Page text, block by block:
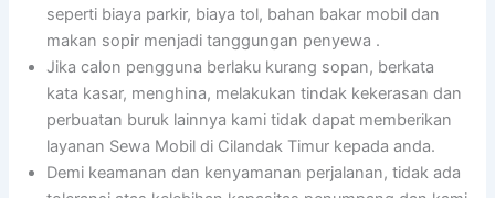
seperti biaya parkir, biaya tol, bahan bakar mobil dan
makan sopir menjadi tanggungan penyewa .
Jika calon pengguna berlaku kurang sopan, berkata
kata kasar, menghina, melakukan tindak kekerasan dan
perbuatan buruk lainnya kami tidak dapat memberikan
layanan Sewa Mobil di Cilandak Timur kepada anda.
Demi keamanan dan kenyamanan perjalanan, tidak ada